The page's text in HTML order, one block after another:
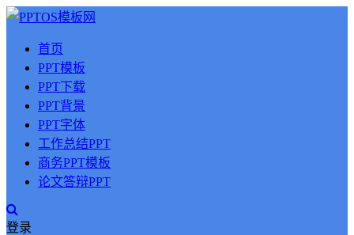
首页
PPT模板
PPT下载
PPT背景
PPT字体
工作总结PPT
商务PPT模板
论文答辩PPT
登录